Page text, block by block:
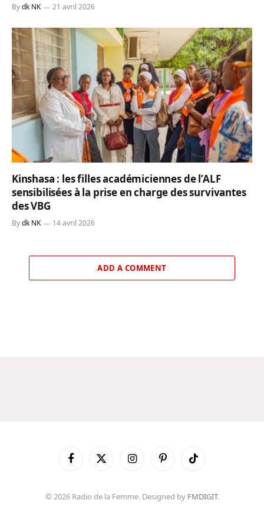
Bydk NK 21 avril 2026
Kinshasa : les filles académiciennes de l’ALF
sensibilisées à la prise en charge des survivantes
des VBG
Bydk NK 14 avril 2026
ADD A COMMENT
FacebookX
InstagramPinterestTikTok
© 2026 Radio de la Femme. Designed by FMDIGIT.